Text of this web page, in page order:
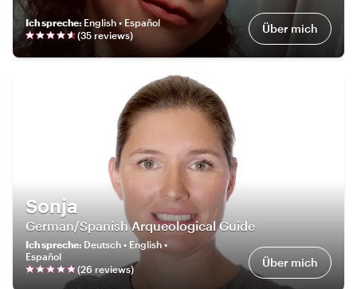
Ich spreche: English • Español
(35 reviews) Über mich
Sonja
German/Spanish Arqueological Guide
Ich spreche: Deutsch • English •
Español
(26 reviews) Über mich